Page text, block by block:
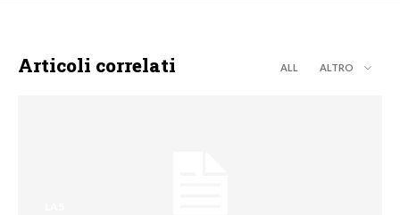
Articoli correlati ALL ALTRO